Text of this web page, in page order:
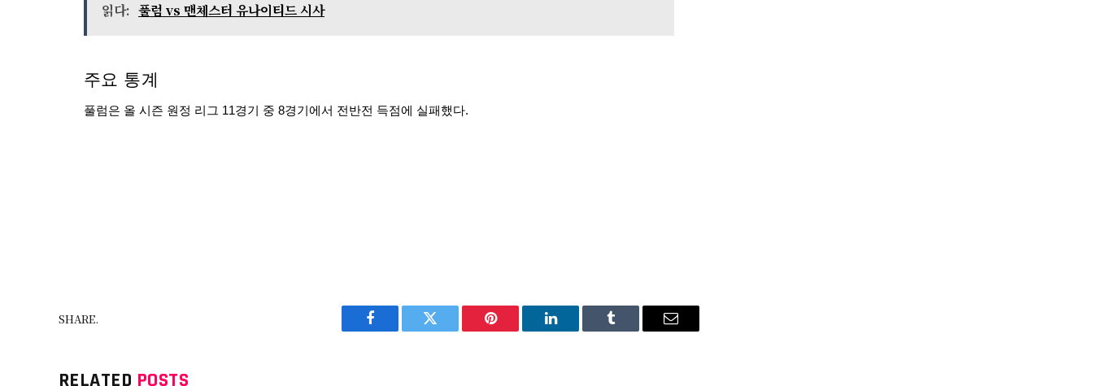
읽다: 풀럼 vs 맨체스터 유나이티드 시사
주요 통계
풀럼은 올 시즌 원정 리그 11경기 중 8경기에서 전반전 득점에 실패했다.
SHARE.
Facebook Twitter Pinterest LinkedIn Tumblr Email
RELATED POSTS